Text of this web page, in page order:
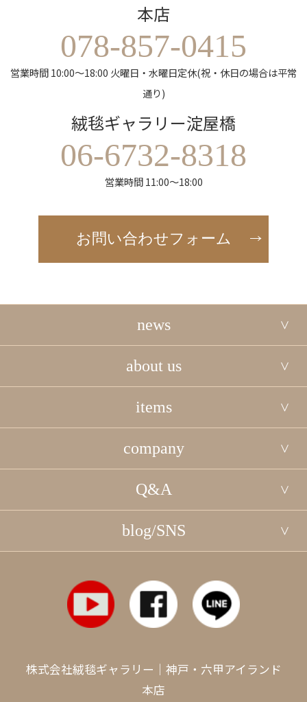
本店
078-857-0415
営業時間 10:00～18:00 火曜日・水曜日定休(祝・休日の場合は平常
通り)
絨毯ギャラリー淀屋橋
06-6732-8318
営業時間 11:00～18:00
お問い合わせフォーム
news
about us
items
company
Q&A
blog/SNS
株式会社絨毯ギャラリー｜神戸・六甲アイランド
本店